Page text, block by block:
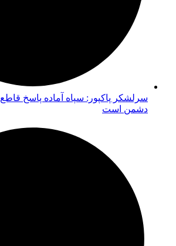
سرلشکر پاکپور: سپاه آماده پاسخ
دشمن است